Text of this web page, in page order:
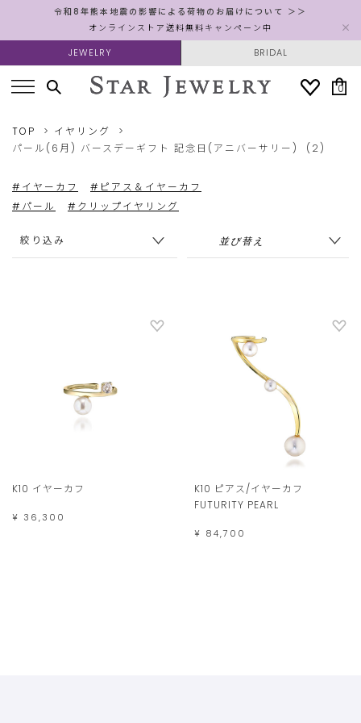
令和8年熊本地震の影響による荷物のお届けについて ＞＞
オンラインストア送料無料キャンペーン中
JEWELRY BRIDAL
0
TOP
イヤリング
パール(6月) バースデーギフト 記念日(アニバーサリー) (2)
#イヤーカフ
#ピアス＆イヤーカフ
#パール
#クリップイヤリング
絞り込み
K10 イヤーカフ
¥ 36,300
K10 ピアス/イヤーカフ
FUTURITY PEARL
¥ 84,700